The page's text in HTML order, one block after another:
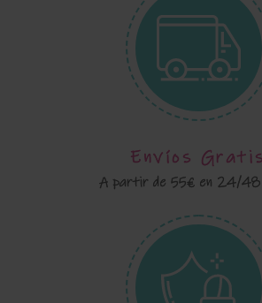
Envíos Gratis
A partir de 55€ en 24/48